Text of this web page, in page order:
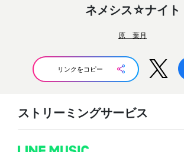
ネメシス☆ナイト
原 葉月
リンクをコピー
ストリーミングサービス